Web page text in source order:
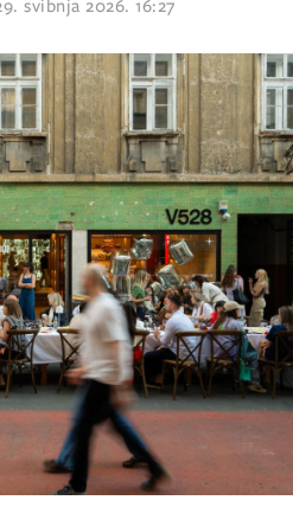
svibnja 2026. 16:27